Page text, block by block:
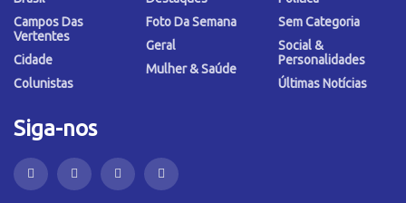
Campos Das
Vertentes
Cidade
Colunistas
Foto Da Semana
Geral
Mulher & Saúde
Sem Categoria
Social &
Personalidades
Últimas Notícias
Siga-nos